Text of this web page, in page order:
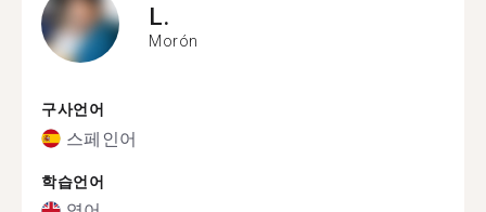
L.
Morón
구사언어
스페인어
학습언어